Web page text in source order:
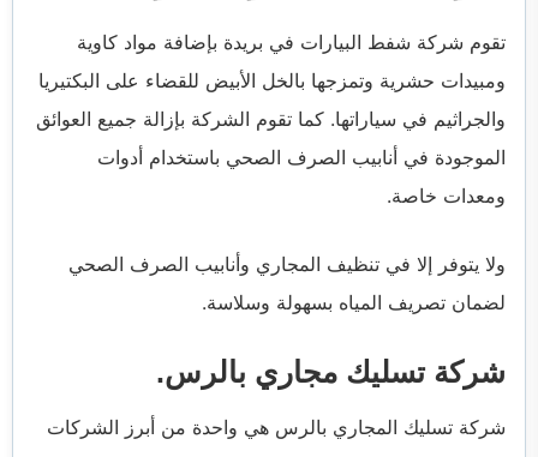
تقوم شركة شفط البيارات في بريدة بإضافة مواد كاوية
ومبيدات حشرية وتمزجها بالخل الأبيض للقضاء على البكتيريا
والجراثيم في سياراتها. كما تقوم الشركة بإزالة جميع العوائق
الموجودة في أنابيب الصرف الصحي باستخدام أدوات
ومعدات خاصة.
ولا يتوفر إلا في تنظيف المجاري وأنابيب الصرف الصحي
لضمان تصريف المياه بسهولة وسلاسة.
شركة تسليك مجاري بالرس.
شركة تسليك المجاري بالرس هي واحدة من أبرز الشركات